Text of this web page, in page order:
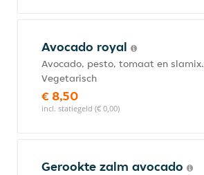
Avocado royal
Avocado, pesto, tomaat en slamix.
Vegetarisch
€ 8,50
incl. statiegeld (€ 0,00)
Gerookte zalm avocado